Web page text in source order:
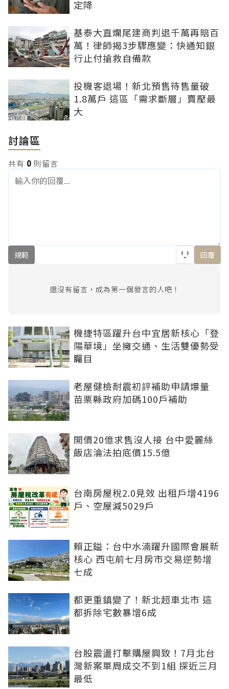
定降
基泰大直爛尾建商判退千萬再賠百
萬！律師揭3步驟應變：快通知銀
行止付搶救自備款
投機客退場！新北預售待售量破
1.8萬戶 這區「需求斷層」賣壓最
大
討論區
共有 0 則留言
規範 回覆
還沒有留言，成為第一個發言的人吧！
機捷特區躍升台中宜居新核心「登
陽華境」坐擁交通、生活雙優勢受
矚目
老屋健檢耐震初評補助申請爆量
苗栗縣政府加碼100戶補助
開價20億求售沒人接 台中愛麗絲
飯店淪法拍底價15.5億
台南房屋稅2.0見效 出租戶增4196
戶、空屋減5029戶
賴正鎰：台中水湳躍升國際會展新
核心 西屯前七月房市交易逆勢增
七成
都更重鎮變了！新北超車北市 這
都拆除宅數暴增6成
台股震盪打擊購屋興致！7月北台
灣新案單周成交不到1組 探近三月
最低